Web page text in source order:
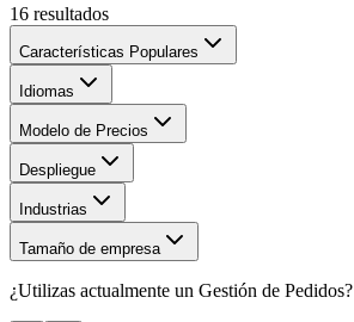
16 resultados
Características Populares
Idiomas
Modelo de Precios
Despliegue
Industrias
Tamaño de empresa
¿Utilizas actualmente un Gestión de Pedidos?